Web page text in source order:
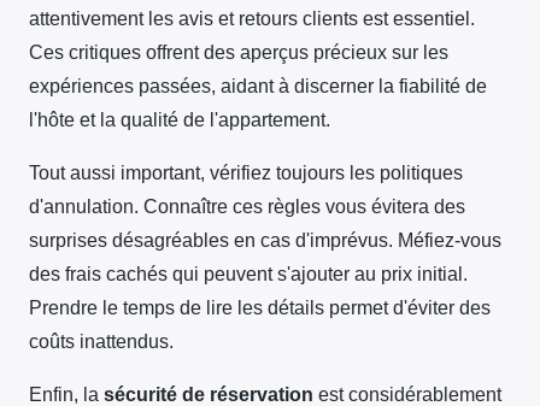
attentivement les avis et retours clients est essentiel.
Ces critiques offrent des aperçus précieux sur les
expériences passées, aidant à discerner la fiabilité de
l'hôte et la qualité de l'appartement.
Tout aussi important, vérifiez toujours les politiques
d'annulation. Connaître ces règles vous évitera des
surprises désagréables en cas d'imprévus. Méfiez-vous
des frais cachés qui peuvent s'ajouter au prix initial.
Prendre le temps de lire les détails permet d'éviter des
coûts inattendus.
Enfin, la sécurité de réservation est considérablement